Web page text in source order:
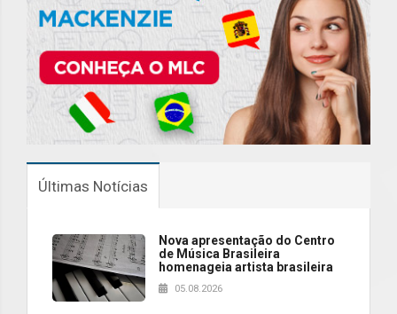
Últimas Notícias
Nova apresentação do Centro
de Música Brasileira
homenageia artista brasileira
05.08.2026